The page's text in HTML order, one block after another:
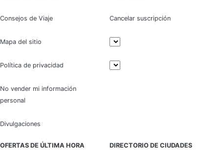
Consejos de Viaje
Mapa del sitio
Política de privacidad
No vender mi información
personal
Divulgaciones
Cancelar suscripción
OFERTAS DE ÚLTIMA HORA DIRECTORIO DE CIUDADES